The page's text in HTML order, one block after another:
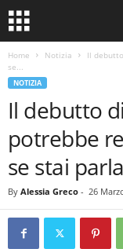
Home Notizia
Il
se...
NOTIZIA
Il debutto
potrebbe
se stai
By Alessia Greco - 26